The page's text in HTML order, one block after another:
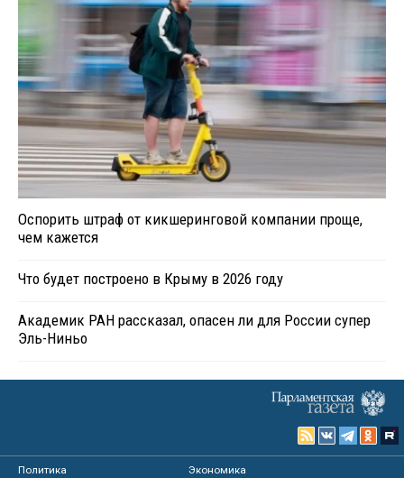
Оспорить штраф от кикшеринговой компании проще,
чем кажется
Что будет построено в Крыму в 2026 году
Академик РАН рассказал, опасен ли для России супер
Эль-Ниньо
Политика
Экономика